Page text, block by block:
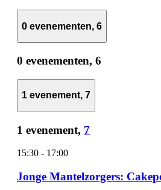
0 evenementen, 6
0 evenementen, 6
1 evenement, 7
1 evenement, 7
15:30 - 17:00
Jonge Mantelzorgers: